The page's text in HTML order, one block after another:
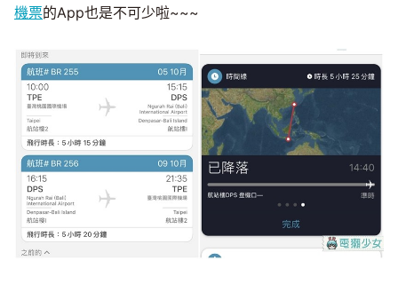
機票的App也是不可少啦~~~